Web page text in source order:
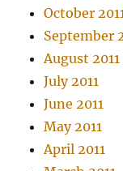
October
September
August 2011
July 2011
June 2011
May 2011
April 2011